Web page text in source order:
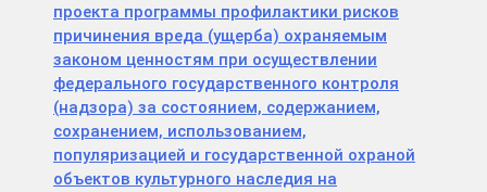
проекта программы профилактики рисков
причинения вреда (ущерба) охраняемым
законом ценностям при осуществлении
федерального государственного контроля
(надзора) за состоянием, содержанием,
сохранением, использованием,
популяризацией и государственной охраной
объектов культурного наследия на